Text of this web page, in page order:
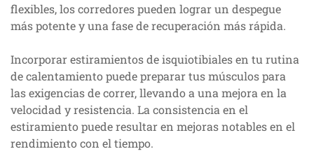
flexibles, los corredores pueden lograr un despegue
más potente y una fase de recuperación más rápida.
Incorporar estiramientos de isquiotibiales en tu rutina
de calentamiento puede preparar tus músculos para
las exigencias de correr, llevando a una mejora en la
velocidad y resistencia. La consistencia en el
estiramiento puede resultar en mejoras notables en el
rendimiento con el tiempo.